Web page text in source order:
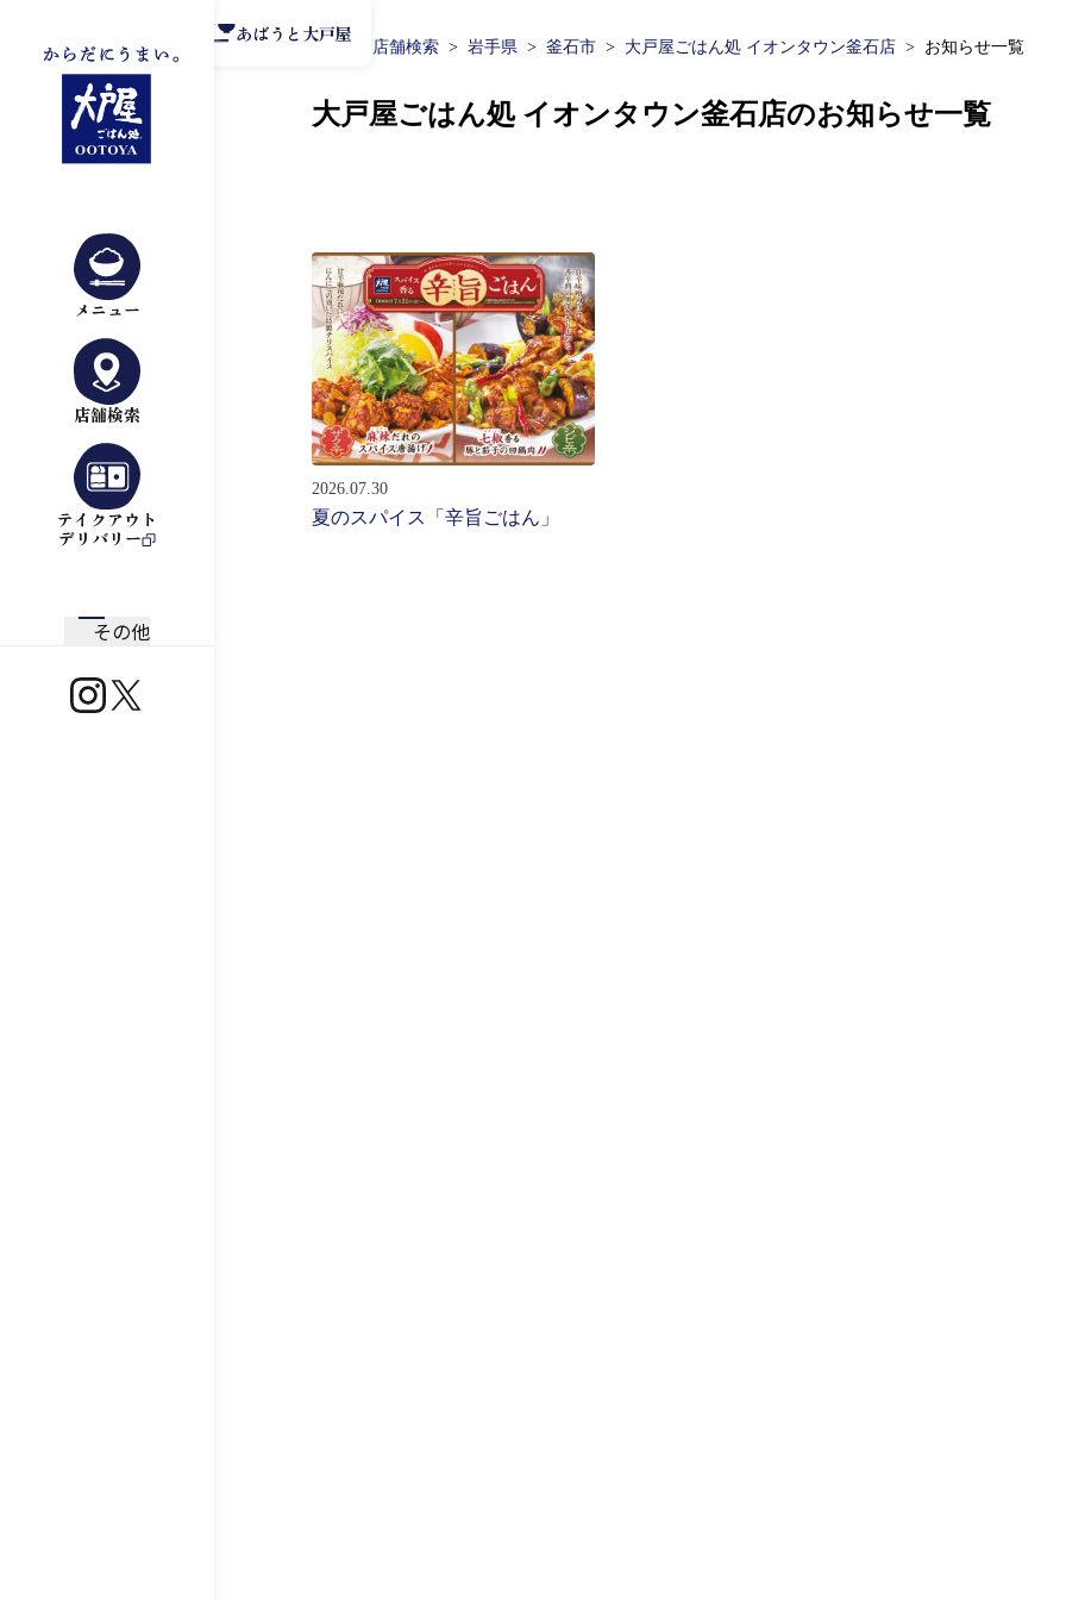
メニュー
店舗検索
テイクアウト
デリバリー
その他
https://www.instagram.com/ootoya.jp/
https://x.com/ootoya_gohan
あばうと大戸屋
TOP 店舗検索 岩手県 釜石市 大戸屋ごはん処 イオンタウン釜石店 お知らせ一覧
大戸屋ごはん処 イオンタウン釜石店のお知らせ一覧
2026.07.30
夏のスパイス「辛旨ごはん」